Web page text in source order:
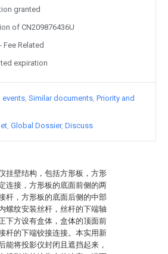
挂壁结构，包括方形板，方形
连接，方形板的底面前侧的两
杆，方形板的底面后侧的中部
螺纹安装丝杆，丝杆的下端轴
下方设有盒体，盒体的顶面前
杆的下端铰接连接。本实用新
能将投影仪封闭且遮挡起来，
granted
of CN209876436U
Fee Related
expiration
events Similar documents Priority and
Global Dossier Discuss